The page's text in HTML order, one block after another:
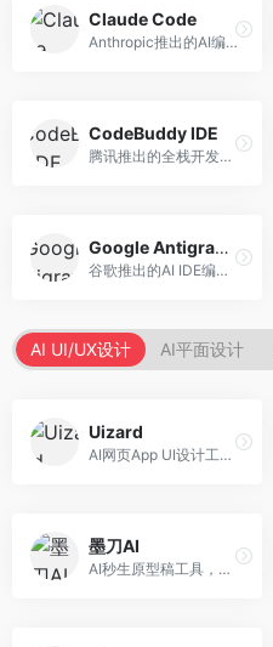
Claude Code
Anthropic推出的AI编程工具，基于Claude模型。面向开发者，提供代码生成、代码审查、调试辅助等服务，代码质量高，推理能力强。
CodeBuddy IDE
腾讯推出的全栈开发AI IDE，整合腾讯云服务。面向开发者，提供代码生成、调试辅助、部署服务等功能，与腾讯云生态深度整合。
Google Antigravity
谷歌推出的AI IDE编程智能体，整合Google Cloud服务。面向谷歌生态开发者，提供智能编程辅助、云服务集成等功能。
AI UI/UX设计 AI平面设计
Uizard
AI网页App UI设计工具，专注于快速界面生成。面向产品经理和设计师，提供线框图转UI、界面生成、设计优化等服务，设计速度快。
墨刀AI
AI秒生原型稿工具，专注于快速原型设计。面向产品经理和设计师，提供原型生成、交互设计、团队协作等服务，原型制作效率高。